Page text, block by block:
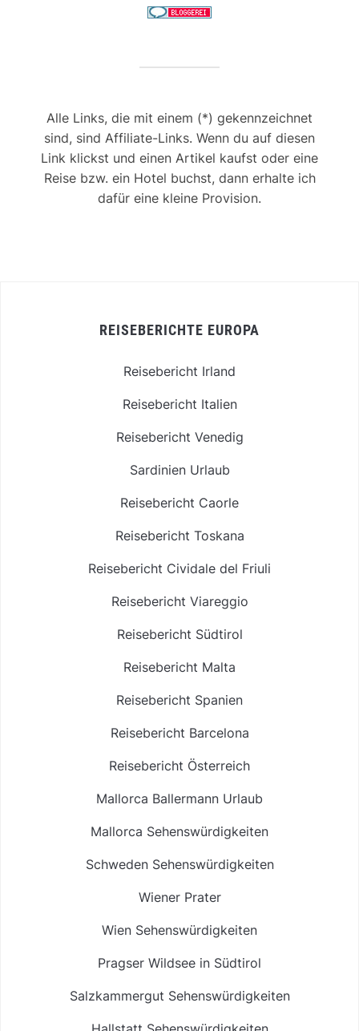
Alle Links, die mit einem (*) gekennzeichnet
sind, sind Affiliate-Links. Wenn du auf diesen
Link klickst und einen Artikel kaufst oder eine
Reise bzw. ein Hotel buchst, dann erhalte ich
dafür eine kleine Provision.
REISEBERICHTE EUROPA
Reisebericht Irland
Reisebericht Italien
Reisebericht Venedig
Sardinien Urlaub
Reisebericht Caorle
Reisebericht Toskana
Reisebericht Cividale del Friuli
Reisebericht Viareggio
Reisebericht Südtirol
Reisebericht Malta
Reisebericht Spanien
Reisebericht Barcelona
Reisebericht Österreich
Mallorca Ballermann Urlaub
Mallorca Sehenswürdigkeiten
Schweden Sehenswürdigkeiten
Wiener Prater
Wien Sehenswürdigkeiten
Pragser Wildsee in Südtirol
Salzkammergut Sehenswürdigkeiten